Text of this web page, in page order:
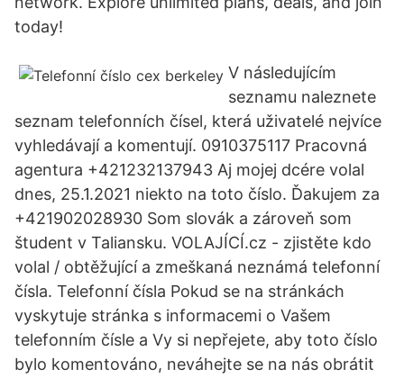
today!
V následujícím
seznamu naleznete
seznam telefonních čísel, která uživatelé nejvíce
vyhledávají a komentují. 0910375117 Pracovná
agentura +421232137943 Aj mojej dcére volal
dnes, 25.1.2021 niekto na toto číslo. Ďakujem za
+421902028930 Som slovák a zároveň som
študent v Taliansku. VOLAJÍCÍ.cz - zjistěte kdo
volal / obtěžující a zmeškaná neznámá telefonní
čísla. Telefonní čísla Pokud se na stránkách
vyskytuje stránka s informacemi o Vašem
telefonním čísle a Vy si nepřejete, aby toto číslo
bylo komentováno, neváhejte se na nás obrátit